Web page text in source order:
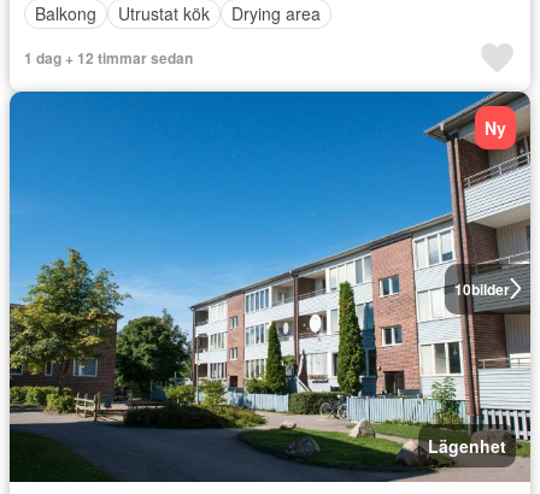
Balkong
Utrustat kök Drying area
1 dag + 12 timmar sedan
10bilder
Ny
Lägenhet